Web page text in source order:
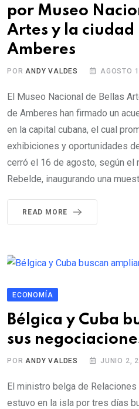
por Museo
Artes y la ciudad
Amberes
PORANDY VALDES AGOSTO
El Museo Nacional de Bellas
de Amberes han firmado un
en la capital cubana, el cual
exhibiciones y oportunidades
cerró el 16 de agosto, según el
Rebelde, inaugurando una
READ MORE
ECONOMÍA
Bélgica y Cuba
sus
POR ANDY VALDES JUNIO 2,
El ministro belga de
estuvo en la isla por tres días